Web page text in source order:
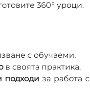
360° уроци.
с обучаеми.
в своята практика.
подходи за работа с